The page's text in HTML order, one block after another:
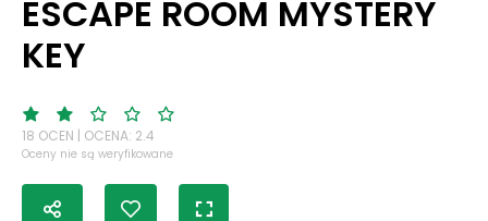
ESCAPE ROOM MYSTERY
KEY
18 OCEN | OCENA: 2.4
Oceny nie są weryfikowane